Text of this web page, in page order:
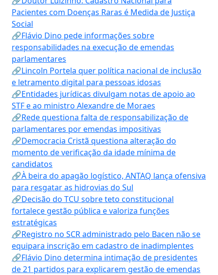
Pacientes com Doenças Raras é Medida de Justiça
Social
🔗Flávio Dino pede informações sobre
responsabilidades na execução de emendas
parlamentares
🔗Lincoln Portela quer política nacional de inclusão
e letramento digital para pessoas idosas
🔗Entidades jurídicas divulgam notas de apoio ao
STF e ao ministro Alexandre de Moraes
🔗Rede questiona falta de responsabilização de
parlamentares por emendas impositivas
🔗Democracia Cristã questiona alteração do
momento de verificação da idade mínima de
candidatos
🔗À beira do apagão logístico, ANTAQ lança ofensiva
para resgatar as hidrovias do Sul
🔗Decisão do TCU sobre teto constitucional
fortalece gestão pública e valoriza funções
estratégicas
🔗Registro no SCR administrado pelo Bacen não se
equipara inscrição em cadastro de inadimplentes
🔗Flávio Dino determina intimação de presidentes
de 21 partidos para explicarem gestão de emendas